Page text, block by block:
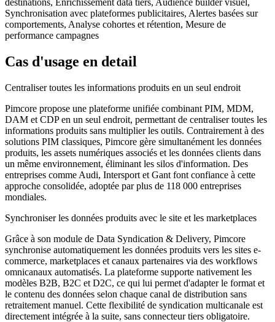
destinations, Enrichissement data tiers, Audience builder visuel,
Synchronisation avec plateformes publicitaires, Alertes basées sur
comportements, Analyse cohortes et rétention, Mesure de
performance campagnes
Cas d'usage en detail
Centraliser toutes les informations produits en un seul endroit
Pimcore propose une plateforme unifiée combinant PIM, MDM,
DAM et CDP en un seul endroit, permettant de centraliser toutes les
informations produits sans multiplier les outils. Contrairement à des
solutions PIM classiques, Pimcore gère simultanément les données
produits, les assets numériques associés et les données clients dans
un même environnement, éliminant les silos d'information. Des
entreprises comme Audi, Intersport et Gant font confiance à cette
approche consolidée, adoptée par plus de 118 000 entreprises
mondiales.
Synchroniser les données produits avec le site et les marketplaces
Grâce à son module de Data Syndication & Delivery, Pimcore
synchronise automatiquement les données produits vers les sites e-
commerce, marketplaces et canaux partenaires via des workflows
omnicanaux automatisés. La plateforme supporte nativement les
modèles B2B, B2C et D2C, ce qui lui permet d'adapter le format et
le contenu des données selon chaque canal de distribution sans
retraitement manuel. Cette flexibilité de syndication multicanale est
directement intégrée à la suite, sans connecteur tiers obligatoire.